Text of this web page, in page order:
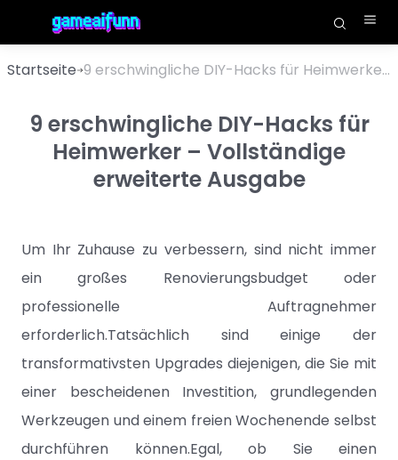
Startseite 9 erschwingliche DIY-Hacks für Heimwerker – Vollständige erweiterte Ausgabe
9 erschwingliche DIY-Hacks für
Heimwerker – Vollständige
erweiterte Ausgabe
Um Ihr Zuhause zu verbessern, sind nicht immer
ein großes Renovierungsbudget oder
professionelle Auftragnehmer
erforderlich.Tatsächlich sind einige der
transformativsten Upgrades diejenigen, die Sie mit
einer bescheidenen Investition, grundlegenden
Werkzeugen und einem freien Wochenende selbst
durchführen können.Egal, ob Sie einen